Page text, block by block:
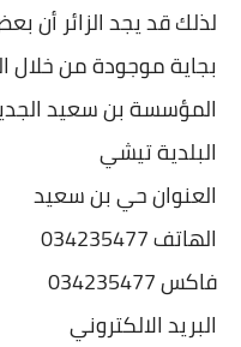
لذلك قد يجد الزائر
بجاية موجودة من خلال
المؤسسة بن سعيد
البلدية تيشي
العنوان حي بن سعيد
الهاتف 034235477
فاكس 034235477
البريد الالكتروني